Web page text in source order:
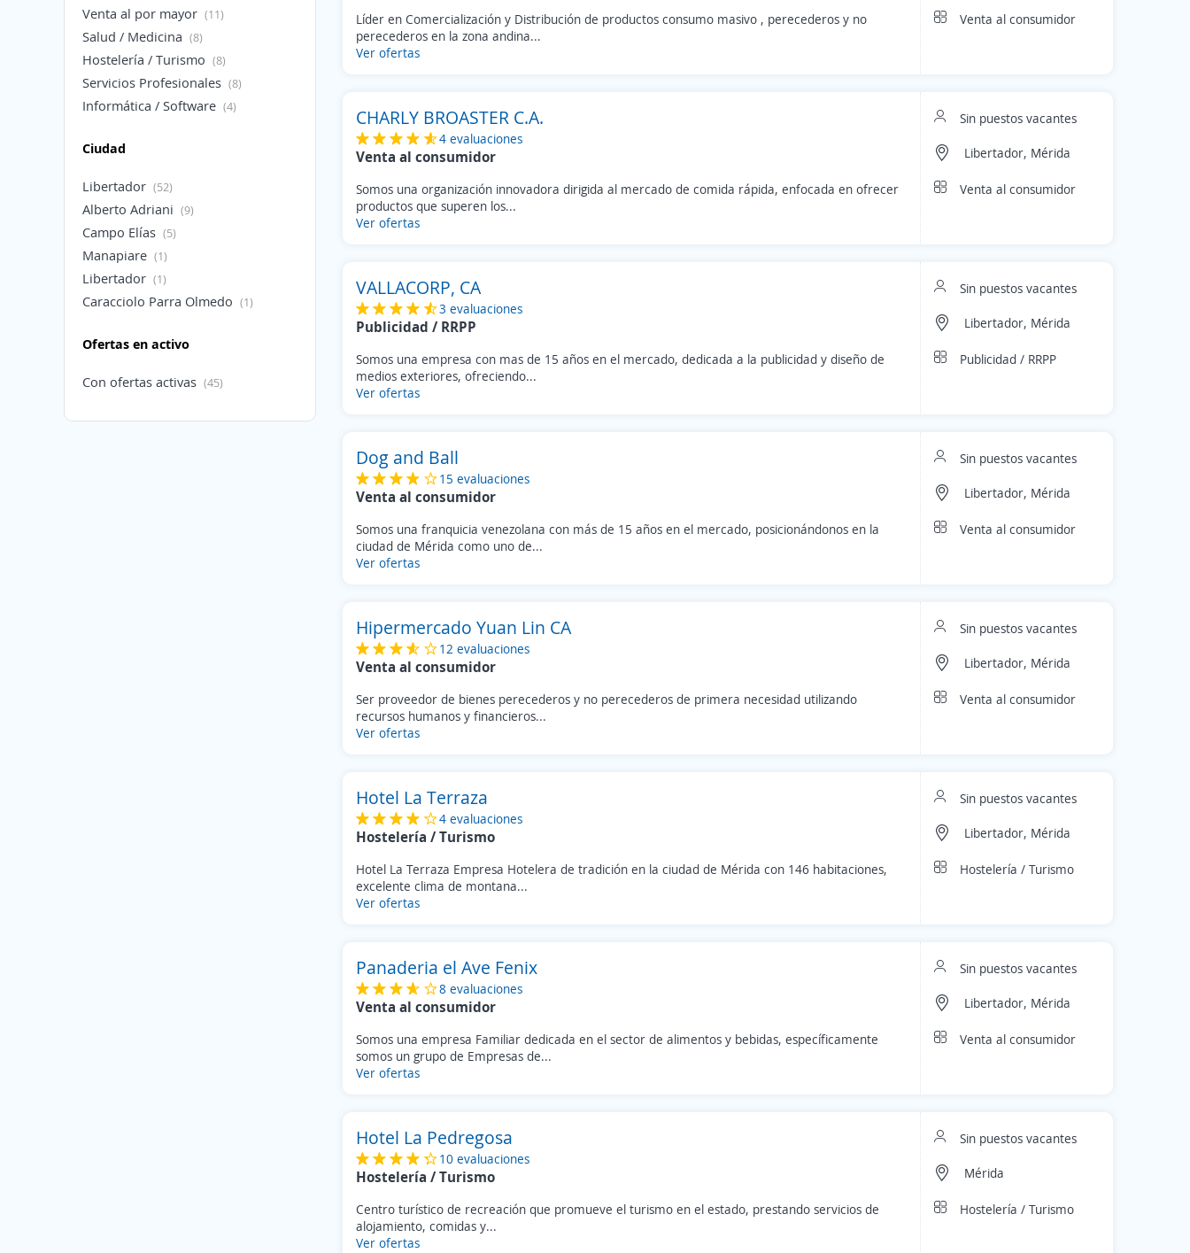
Venta al por mayor (11)
Salud / Medicina (8)
Hostelería / Turismo (8)
Servicios Profesionales (8)
Informática / Software (4)
Educación
Telecomunicaciones
(2)
Publicidad / RRPP
Agricultura / Pesca / Ganadería
Construcción / obras
RRHH / Personal
Ciudad
Libertador (52)
Alberto Adriani (9)
Campo Elías (5)
Manapiare (1)
Libertador (1)
Caracciolo Parra Olmedo (1)
Sucre (1)
Sin especificar (1)
Ofertas en activo
Con ofertas activas (45)
Líder en Comercialización y Distribución de productos consumo masivo , perecederos y no
perecederos en la zona andina...
Ver ofertas
Venta al consumidor
CHARLY BROASTER C.A.
4 evaluaciones
Venta al consumidor
Somos una organización innovadora dirigida al mercado de comida rápida, enfocada en ofrecer
productos que superen los...
Ver ofertas
Sin puestos vacantes
Libertador, Mérida
Venta al consumidor
VALLACORP, CA
3 evaluaciones
Publicidad / RRPP
Somos una empresa con mas de 15 años en el mercado, dedicada a la publicidad y diseño de
medios exteriores, ofreciendo...
Ver ofertas
Sin puestos vacantes
Libertador, Mérida
Publicidad / RRPP
Dog and Ball
15 evaluaciones
Venta al consumidor
Somos una franquicia venezolana con más de 15 años en el mercado, posicionándonos en la
ciudad de Mérida como uno de...
Ver ofertas
Sin puestos vacantes
Libertador, Mérida
Venta al consumidor
Hipermercado Yuan Lin CA
12 evaluaciones
Venta al consumidor
Ser proveedor de bienes perecederos y no perecederos de primera necesidad utilizando
recursos humanos y financieros...
Ver ofertas
Sin puestos vacantes
Libertador, Mérida
Venta al consumidor
Hotel La Terraza
4 evaluaciones
Hostelería / Turismo
Hotel La Terraza Empresa Hotelera de tradición en la ciudad de Mérida con 146 habitaciones,
excelente clima de montana...
Ver ofertas
Sin puestos vacantes
Libertador, Mérida
Hostelería / Turismo
Panaderia el Ave Fenix
8 evaluaciones
Venta al consumidor
Somos una empresa Familiar dedicada en el sector de alimentos y bebidas, específicamente
somos un grupo de Empresas de...
Ver ofertas
Sin puestos vacantes
Libertador, Mérida
Venta al consumidor
Hotel La Pedregosa
10 evaluaciones
Hostelería / Turismo
Centro turístico de recreación que promueve el turismo en el estado, prestando servicios de
alojamiento, comidas y...
Ver ofertas
Sin puestos vacantes
Mérida
Hostelería / Turismo